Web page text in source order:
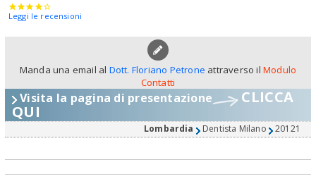
Leggi le recensioni
Manda una email al Dott. Floriano Petrone attraverso il Modulo
Contatti
Visita la pagina di presentazione CLICCA
QUI
Lombardia Dentista Milano 20121